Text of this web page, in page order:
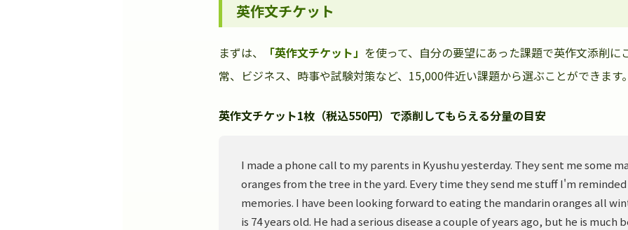
英作文チケット
まずは、 「英作文チケット」 を使って、自分の要望にあった課題で英作文添削に
常、ビジネス、時事や試験対策など、15,000件近い課題から選ぶことができます
英作文チケット1枚（税込550円）で添削してもらえる分量の目安
I made a phone call to my parents in Kyushu yesterday. They sent me some
oranges from the tree in the yard. Every time they send me stuff I'm
memories. I have been looking forward to eating the mandarin oranges all
is 74 years old. He had a serious disease a couple of years ago, but he is much